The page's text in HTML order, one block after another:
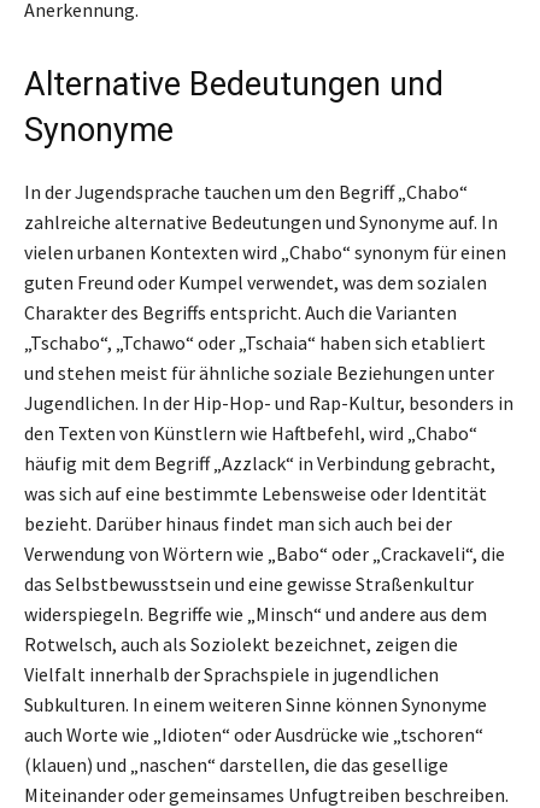
Anerkennung.
Alternative Bedeutungen und
Synonyme
In der Jugendsprache tauchen um den Begriff „Chabo“
zahlreiche alternative Bedeutungen und Synonyme auf. In
vielen urbanen Kontexten wird „Chabo“ synonym für einen
guten Freund oder Kumpel verwendet, was dem sozialen
Charakter des Begriffs entspricht. Auch die Varianten
„Tschabo“, „Tchawo“ oder „Tschaia“ haben sich etabliert
und stehen meist für ähnliche soziale Beziehungen unter
Jugendlichen. In der Hip-Hop- und Rap-Kultur, besonders in
den Texten von Künstlern wie Haftbefehl, wird „Chabo“
häufig mit dem Begriff „Azzlack“ in Verbindung gebracht,
was sich auf eine bestimmte Lebensweise oder Identität
bezieht. Darüber hinaus findet man sich auch bei der
Verwendung von Wörtern wie „Babo“ oder „Crackaveli“, die
das Selbstbewusstsein und eine gewisse Straßenkultur
widerspiegeln. Begriffe wie „Minsch“ und andere aus dem
Rotwelsch, auch als Soziolekt bezeichnet, zeigen die
Vielfalt innerhalb der Sprachspiele in jugendlichen
Subkulturen. In einem weiteren Sinne können Synonyme
auch Worte wie „Idioten“ oder Ausdrücke wie „tschoren“
(klauen) und „naschen“ darstellen, die das gesellige
Miteinander oder gemeinsames Unfugtreiben beschreiben.